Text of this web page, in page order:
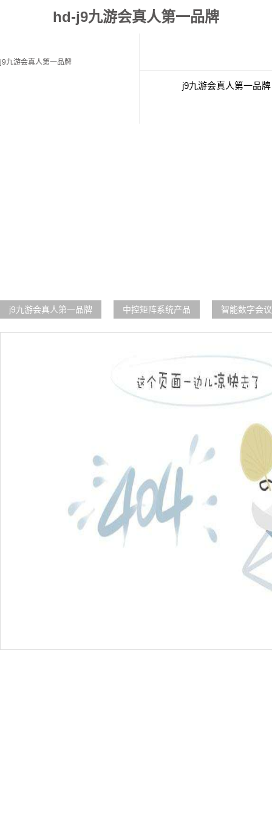
hd-j9九游会真人第一品牌
j9九游会真人第一品牌
j9九游会真人第一品牌
j9九游会真人第一品牌 中控矩阵系统产品 智能数字会